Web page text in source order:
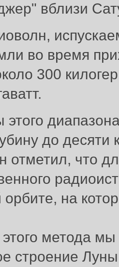
вблизи
во время
300
до
отметил, что
орбите, на
метода мы
строение
и